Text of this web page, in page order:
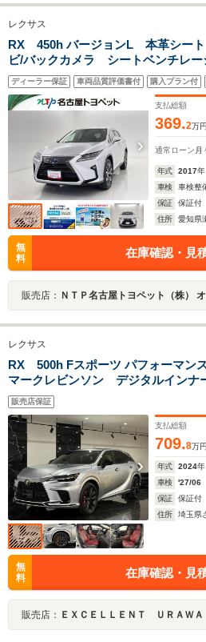
レクサス
RX 450h バージョンL 本革シー
ビ/バックカメラ シートベンチレー
ディーラー保証 車両品質評価書付 購入プラン付
支払総額
369.2万円
通常ローン 月
年式 2017年
車検
車検整
保証
保証付
住所
愛知県
無
料
在庫確認・見
販売店： ＮＴＰ名古屋トヨペット（株）
レクサス
RX 500h Fスポーツ パフォーマ
マークレビンソン デジタルイン
ルーフ ダークローズ内装 純正
パー HUD 360°カメラ シート
純正ナビ TV
販売店保証
支払総額
709.8万円
年式 2024年
車検
'27/06
保証
保証付
住所
埼玉県
無
料
在庫確認・見
販売店： ＥＸＣＥＬＬＥＮＴ ＵＲＡＷＡ